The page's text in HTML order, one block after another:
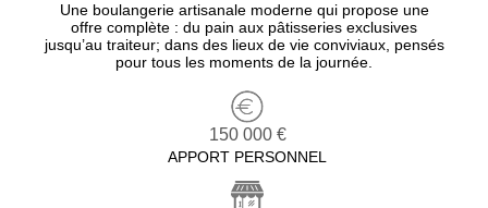
Une boulangerie artisanale moderne qui propose une
offre complète : du pain aux pâtisseries exclusives
jusqu’au traiteur; dans des lieux de vie conviviaux, pensés
pour tous les moments de la journée.
150 000 €
APPORT PERSONNEL